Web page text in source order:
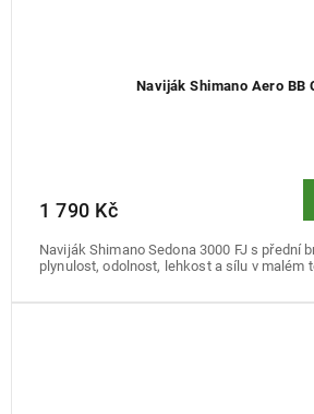
Naviják Shimano Aero BB
1 790 Kč
Naviják Shimano Sedona 3000 FJ s přední
plynulost, odolnost, lehkost a sílu v malém